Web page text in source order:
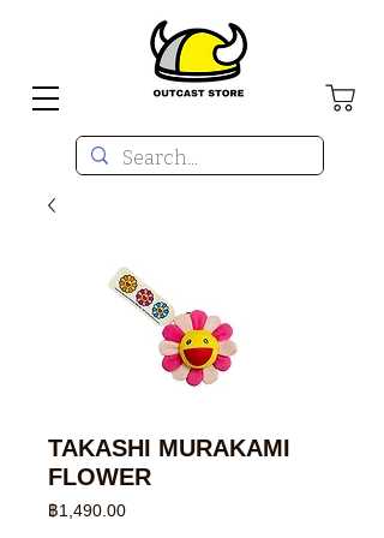
TAKASHI MURAKAMI
FLOWER
฿1,490.00ราคา